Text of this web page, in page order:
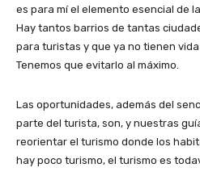
es para mí el elemento esencial de
Hay tantos barrios de tantas
para turistas y que ya no tienen
Tenemos que evitarlo al máximo.
Las oportunidades, además del
parte del turista, son, y nuestras
reorientar el turismo donde los
hay poco turismo, el turismo es